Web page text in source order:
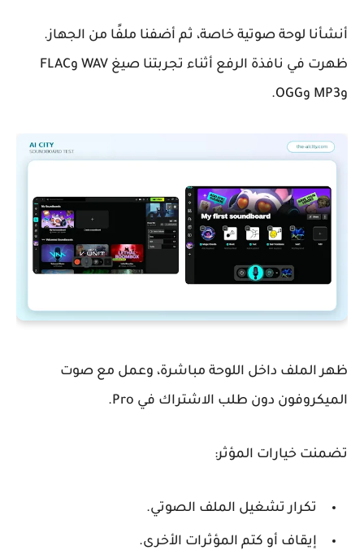
أنشأنا لوحة صوتية خاصة، ثم أضفنا ملفًا من الجهاز.
ظهرت في نافذة الرفع أثناء تجربتنا صيغ WAV وFLAC
وMP3 وOGG.
ظهر الملف داخل اللوحة مباشرة، وعمل مع صوت
الميكروفون دون طلب الاشتراك في Pro.
تضمنت خيارات المؤثر:
تكرار تشغيل الملف الصوتي.
إيقاف أو كتم المؤثرات الأخرى.